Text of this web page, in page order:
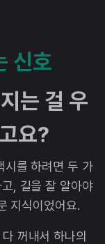
신호
는 걸 우
요?
시를 하려면 두 가
, 길을 잘 알아야
지식이었어요.
꺼내서 하나의